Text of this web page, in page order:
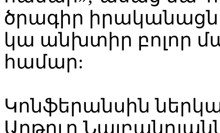
ծրագիր
կա անխտիր բոլոր
համար:
Կոնֆերանսին
Արթուր